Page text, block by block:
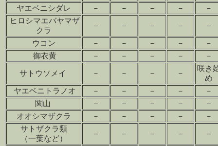
ヤエベニシダレ
－ － － －
－
ヒロシマエバヤマザ
クラ
－ － － － －
ウコン － － － －
－
御衣黄
－ － － － －
サトウソメイ － － － －
咲き
め
ヤエベニトラノオ
－ － － －
－
関山
－ － － －
－
オオシマザクラ
－ － － －
－
サトザクラ類
（一葉など）
－ － － － －